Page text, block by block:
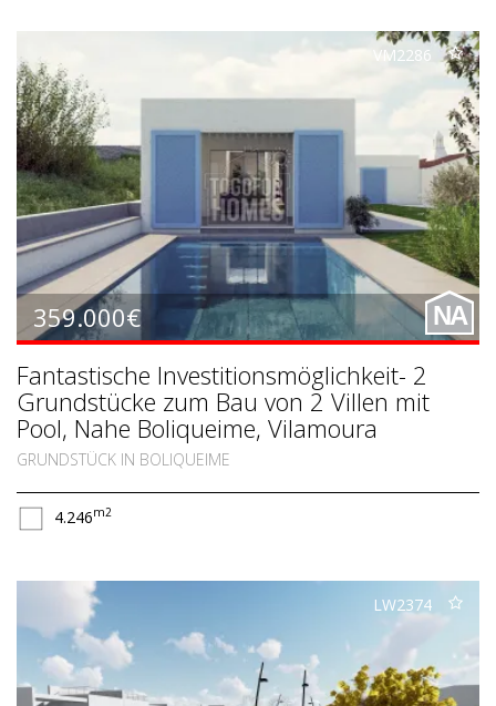
VM2286
359.000€ NA
Fantastische Investitionsmöglichkeit- 2
Grundstücke zum Bau von 2 Villen mit
Pool, Nahe Boliqueime, Vilamoura
GRUNDSTÜCK IN BOLIQUEIME
4.246m2
LW2374